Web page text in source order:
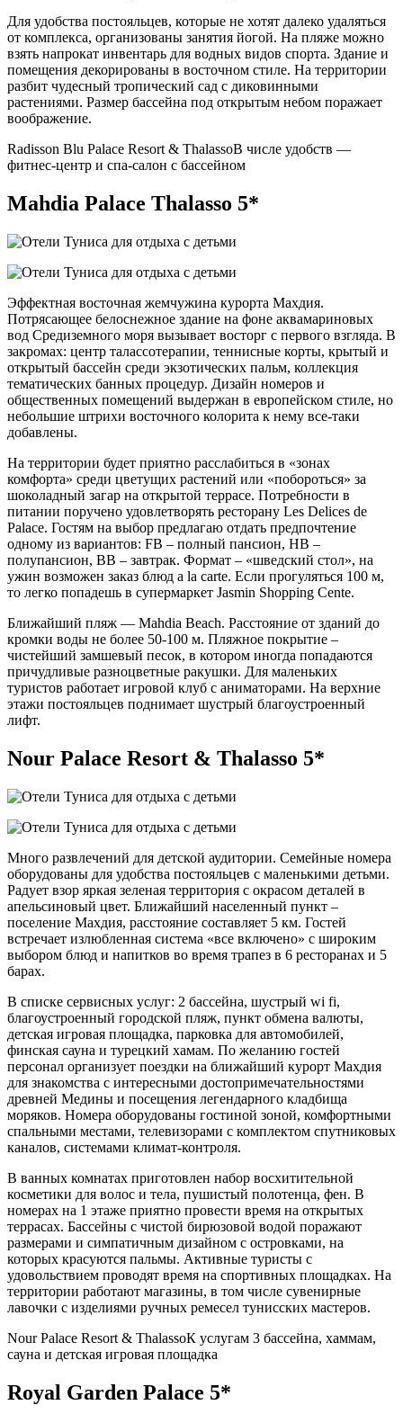
Для удобства постояльцев, которые не хотят далеко удаляться
от комплекса, организованы занятия йогой. На пляже можно
взять напрокат инвентарь для водных видов спорта. Здание и
помещения декорированы в восточном стиле. На территории
разбит чудесный тропический сад с диковинными
растениями. Размер бассейна под открытым небом поражает
воображение.
Radisson Blu Palace Resort & ThalassoВ числе удобств —
фитнес-центр и спа-салон с бассейном
Mahdia Palace Thalasso 5*
Эффектная восточная жемчужина курорта Махдия.
Потрясающее белоснежное здание на фоне аквамариновых
вод Средиземного моря вызывает восторг с первого взгляда. В
закромах: центр талассотерапии, теннисные корты, крытый и
открытый бассейн среди экзотических пальм, коллекция
тематических банных процедур. Дизайн номеров и
общественных помещений выдержан в европейском стиле, но
небольшие штрихи восточного колорита к нему все-таки
добавлены.
На территории будет приятно расслабиться в «зонах
комфорта» среди цветущих растений или «побороться» за
шоколадный загар на открытой террасе. Потребности в
питании поручено удовлетворять ресторану Les Delices de
Palace. Гостям на выбор предлагаю отдать предпочтение
одному из вариантов: FB – полный пансион, HB –
полупансион, BB – завтрак. Формат – «шведский стол», на
ужин возможен заказ блюд a la carte. Если прогуляться 100 м,
то легко попадешь в супермаркет Jasmin Shopping Cente.
Ближайший пляж — Mahdia Beach. Расстояние от зданий до
кромки воды не более 50-100 м. Пляжное покрытие –
чистейший замшевый песок, в котором иногда попадаются
причудливые разноцветные ракушки. Для маленьких
туристов работает игровой клуб с аниматорами. На верхние
этажи постояльцев поднимает шустрый благоустроенный
лифт.
Nour Palace Resort & Thalasso 5*
Много развлечений для детской аудитории. Семейные номера
оборудованы для удобства постояльцев с маленькими детьми.
Радует взор яркая зеленая территория с окрасом деталей в
апельсиновый цвет. Ближайший населенный пункт –
поселение Махдия, расстояние составляет 5 км. Гостей
встречает излюбленная система «все включено» с широким
выбором блюд и напитков во время трапез в 6 ресторанах и 5
барах.
В списке сервисных услуг: 2 бассейна, шустрый wi fi,
благоустроенный городской пляж, пункт обмена валюты,
детская игровая площадка, парковка для автомобилей,
финская сауна и турецкий хамам. По желанию гостей
персонал организует поездки на ближайший курорт Махдия
для знакомства с интересными достопримечательностями
древней Медины и посещения легендарного кладбища
моряков. Номера оборудованы гостиной зоной, комфортными
спальными местами, телевизорами с комплектом спутниковых
каналов, системами климат-контроля.
В ванных комнатах приготовлен набор восхитительной
косметики для волос и тела, пушистый полотенца, фен. В
номерах на 1 этаже приятно провести время на открытых
террасах. Бассейны с чистой бирюзовой водой поражают
размерами и симпатичным дизайном с островками, на
которых красуются пальмы. Активные туристы с
удовольствием проводят время на спортивных площадках. На
территории работают магазины, в том числе сувенирные
лавочки с изделиями ручных ремесел тунисских мастеров.
Nour Palace Resort & ThalassoК услугам 3 бассейна, хаммам,
сауна и детская игровая площадка
Royal Garden Palace 5*